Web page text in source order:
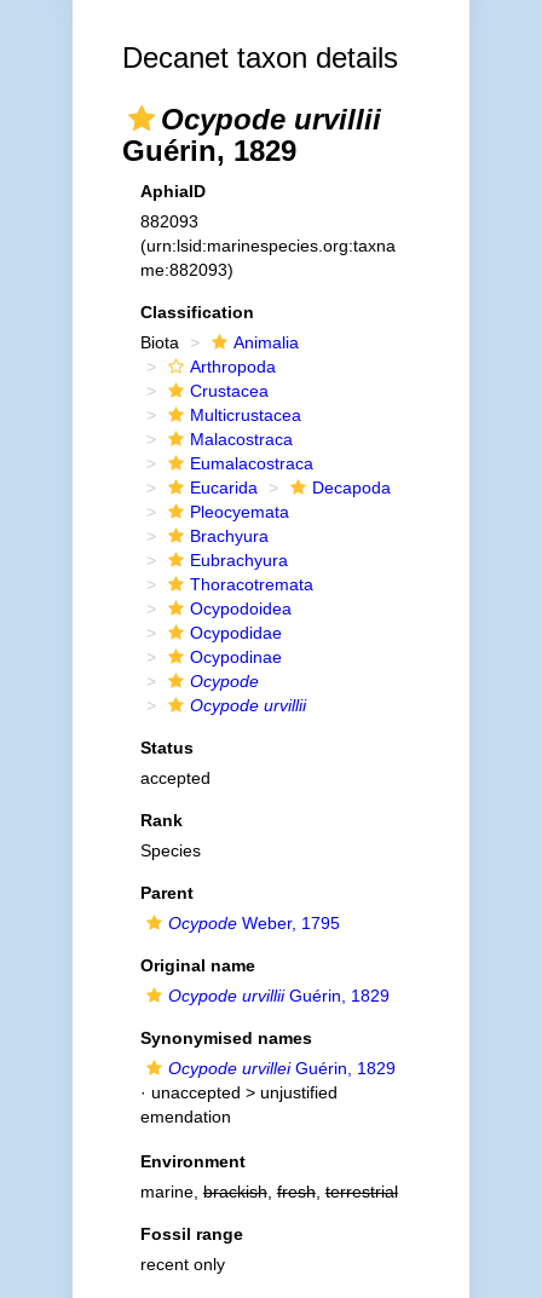
Decanet taxon details
Ocypode urvillii
Guérin, 1829
AphiaID
882093
(urn:lsid:marinespecies.org:taxna
me:882093)
Classification
Biota
Animalia
Arthropoda
Crustacea
Multicrustacea
Malacostraca
Eumalacostraca
Eucarida
Decapoda
Pleocyemata
Brachyura
Eubrachyura
Thoracotremata
Ocypodoidea
Ocypodidae
Ocypodinae
Ocypode
Ocypode urvillii
Status
accepted
Rank
Species
Parent
OcypodeWeber, 1795
Original name
Ocypode urvilliiGuérin, 1829
Synonymised names
Ocypode urvilleiGuérin, 1829
· unaccepted > unjustified
emendation
Environment
marine,brackish,fresh,terrestrial
Fossil range
recent only